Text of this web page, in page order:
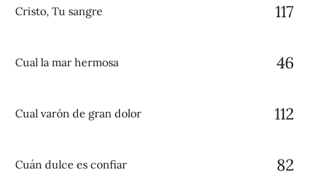
Cristo, Tu sangre 117
Cual la mar hermosa 46
Cual varón de gran dolor 112
Cuán dulce es confiar 82